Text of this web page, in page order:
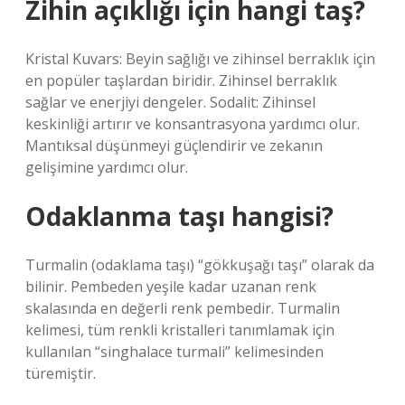
Zihin açıklığı için hangi taş?
Kristal Kuvars: Beyin sağlığı ve zihinsel berraklık için
en popüler taşlardan biridir. Zihinsel berraklık
sağlar ve enerjiyi dengeler. Sodalit: Zihinsel
keskinliği artırır ve konsantrasyona yardımcı olur.
Mantıksal düşünmeyi güçlendirir ve zekanın
gelişimine yardımcı olur.
Odaklanma taşı hangisi?
Turmalin (odaklama taşı) “gökkuşağı taşı” olarak da
bilinir. Pembeden yeşile kadar uzanan renk
skalasında en değerli renk pembedir. Turmalin
kelimesi, tüm renkli kristalleri tanımlamak için
kullanılan “singhalace turmali” kelimesinden
türemiştir.